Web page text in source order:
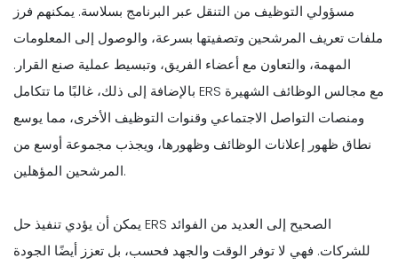
مسؤولي التوظيف من التنقل عبر البرنامج بسلاسة. يمكنهم فرز
ملفات تعريف المرشحين وتصفيتها بسرعة، والوصول إلى المعلومات
المهمة، والتعاون مع أعضاء الفريق، وتبسيط عملية صنع القرار.
بالإضافة إلى ذلك، غالبًا ما تتكامل ERS مع مجالس الوظائف الشهيرة
ومنصات التواصل الاجتماعي وقنوات التوظيف الأخرى، مما يوسع
نطاق ظهور إعلانات الوظائف وظهورها، ويجذب مجموعة أوسع من
المرشحين المؤهلين.
يمكن أن يؤدي تنفيذ حل ERS الصحيح إلى العديد من الفوائد
للشركات. فهي لا توفر الوقت والجهد فحسب، بل تعزز أيضًا الجودة